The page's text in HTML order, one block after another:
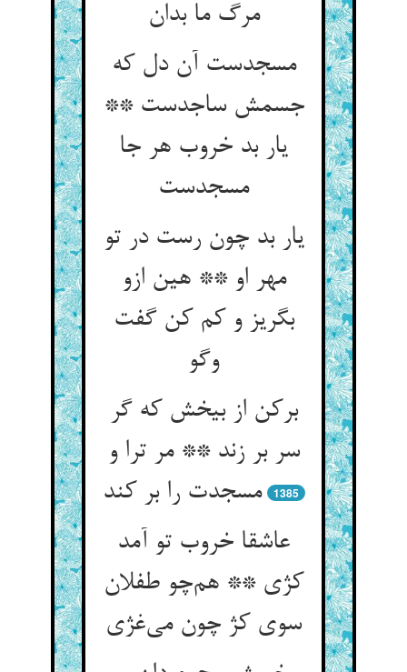
مرگ ما بدان
مسجدست آن دل که
جسمش ساجدست **
یار بد خروب هر جا
مسجدست
یار بد چون رست در تو
مهر او ** هین ازو
بگریز و کم کن گفت
وگو
برکن از بیخش که گر
سر بر زند ** مر ترا و
مسجدت را بر کند
1385
عاشقا خروب تو آمد
کژی ** هم‌چو طفلان
سوی کژ چون می‌غژی